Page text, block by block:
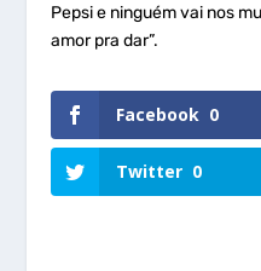
Pepsi e ninguém vai nos
amor pra dar”.
Facebook 0
Twitter 0